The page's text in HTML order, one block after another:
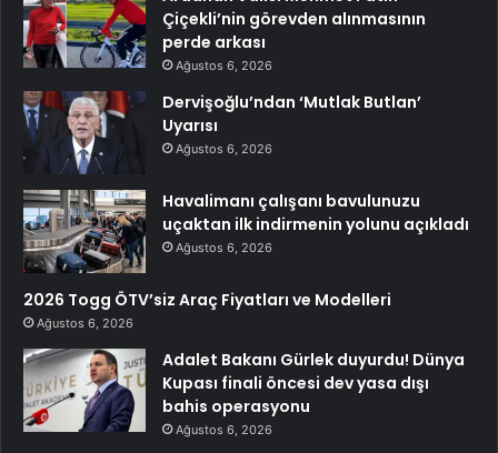
Çiçekli’nin görevden alınmasının
perde arkası
Ağustos 6, 2026
Dervişoğlu’ndan ‘Mutlak Butlan’
Uyarısı
Ağustos 6, 2026
Havalimanı çalışanı bavulunuzu
uçaktan ilk indirmenin yolunu açıkladı
Ağustos 6, 2026
2026 Togg ÖTV’siz Araç Fiyatları ve Modelleri
Ağustos 6, 2026
Adalet Bakanı Gürlek duyurdu! Dünya
Kupası finali öncesi dev yasa dışı
bahis operasyonu
Ağustos 6, 2026